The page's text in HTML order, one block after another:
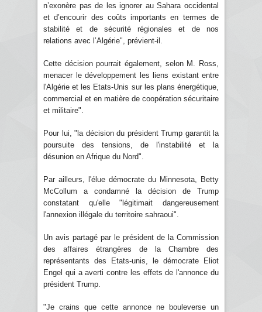
n’exonère pas de les ignorer au Sahara occidental
et d’encourir des coûts importants en termes de
stabilité et de sécurité régionales et de nos
relations avec l’Algérie", prévient-il.
Cette décision pourrait également, selon M. Ross,
menacer le développement les liens existant entre
l'Algérie et les Etats-Unis sur les plans énergétique,
commercial et en matière de coopération sécuritaire
et militaire".
Pour lui, "la décision du président Trump garantit la
poursuite des tensions, de l'instabilité et la
désunion en Afrique du Nord".
Par ailleurs, l'élue démocrate du Minnesota, Betty
McCollum a condamné la décision de Trump
constatant qu'elle "légitimait dangereusement
l'annexion illégale du territoire sahraoui".
Un avis partagé par le président de la Commission
des affaires étrangères de la Chambre des
représentants des Etats-unis, le démocrate Eliot
Engel qui a averti contre les effets de l'annonce du
président Trump.
"Je crains que cette annonce ne bouleverse un